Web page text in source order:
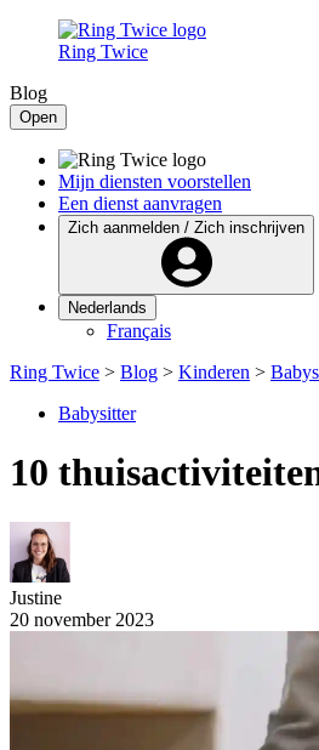
Ring Twice
Blog
Open
Mijn diensten voorstellen
Een dienst aanvragen
Zich aanmelden / Zich inschrijven
Nederlands
Français
Ring Twice > Blog > Kinderen >
Babysitter
10
Justine
20 november 2023